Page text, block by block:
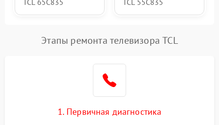
TCL 65C835 TCL 55C835
Этапы ремонта телевизора TCL
1. Первичная диагностика